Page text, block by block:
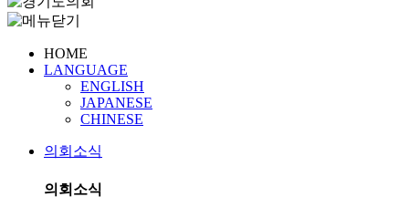
HOME
LANGUAGE
ENGLISH
JAPANESE
CHINESE
의회소식
의회소식